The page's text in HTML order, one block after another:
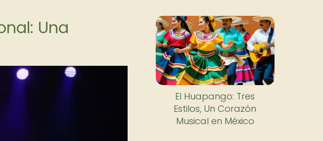
Una
El Huapango: Tres
Estilos, Un Corazón
Musical en México